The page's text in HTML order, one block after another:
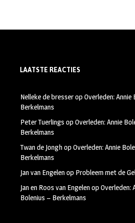
LAATSTE REACTIES
Nelleke de bresseropOverleden: Annie
Berkelmans
Peter Tuerlings opOverleden: Annie
Berkelmans
Twan de JonghopOverleden: Annie
Berkelmans
Jan van Engelenop Probleem met de
Jan en Roos van EngelenopOverleden:
Bolenius – Berkelmans